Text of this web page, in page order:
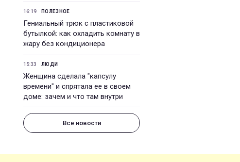
16:19 ПОЛЕЗНОЕ
Гениальный трюк с пластиковой
бутылкой: как охладить комнату в
жару без кондиционера
15:33 ЛЮДИ
Женщина сделала "капсулу
времени" и спрятала ее в своем
доме: зачем и что там внутри
Все новости